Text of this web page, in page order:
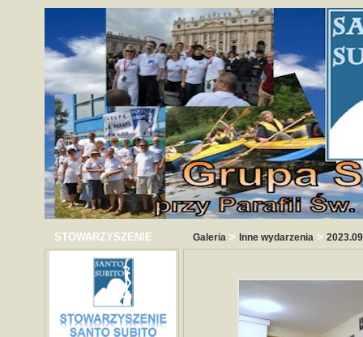
STOWARZYSZENIE Galeria > Inne wydarzenia >